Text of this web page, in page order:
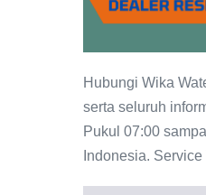
Hubungi Wika
serta seluruh
Pukul 07:00
Indonesia.